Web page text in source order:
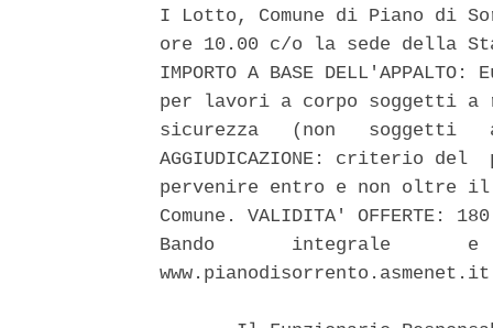
I Lotto, Comune di Piano di
ore 10.00 c/o la sede della
IMPORTO A BASE
per lavori a corpo soggetti a
sicurezza   (non   soggetti
AGGIUDICAZIONE: criterio
pervenire entro e non oltre
Comune. VALIDITA'
Bando       integrale